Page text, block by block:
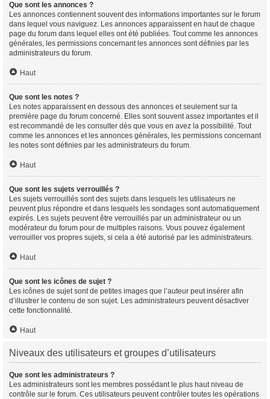
Que sont les annonces ?
Les annonces contiennent souvent des informations importantes sur le forum
dans lequel vous naviguez. Les annonces apparaissent en haut de chaque
page du forum dans lequel elles ont été publiées. Tout comme les annonces
générales, les permissions concernant les annonces sont définies par les
administrateurs du forum.
Haut
Que sont les notes ?
Les notes apparaissent en dessous des annonces et seulement sur la
première page du forum concerné. Elles sont souvent assez importantes et il
est recommandé de les consulter dès que vous en avez la possibilité. Tout
comme les annonces et les annonces générales, les permissions concernant
les notes sont définies par les administrateurs du forum.
Haut
Que sont les sujets verrouillés ?
Les sujets verrouillés sont des sujets dans lesquels les utilisateurs ne
peuvent plus répondre et dans lesquels les sondages sont automatiquement
expirés. Les sujets peuvent être verrouillés par un administrateur ou un
modérateur du forum pour de multiples raisons. Vous pouvez également
verrouiller vos propres sujets, si cela a été autorisé par les administrateurs.
Haut
Que sont les icônes de sujet ?
Les icônes de sujet sont de petites images que l’auteur peut insérer afin
d’illustrer le contenu de son sujet. Les administrateurs peuvent désactiver
cette fonctionnalité.
Haut
Niveaux des utilisateurs et groupes d’utilisateurs
Que sont les administrateurs ?
Les administrateurs sont les membres possédant le plus haut niveau de
contrôle sur le forum. Ces utilisateurs peuvent contrôler toutes les opérations